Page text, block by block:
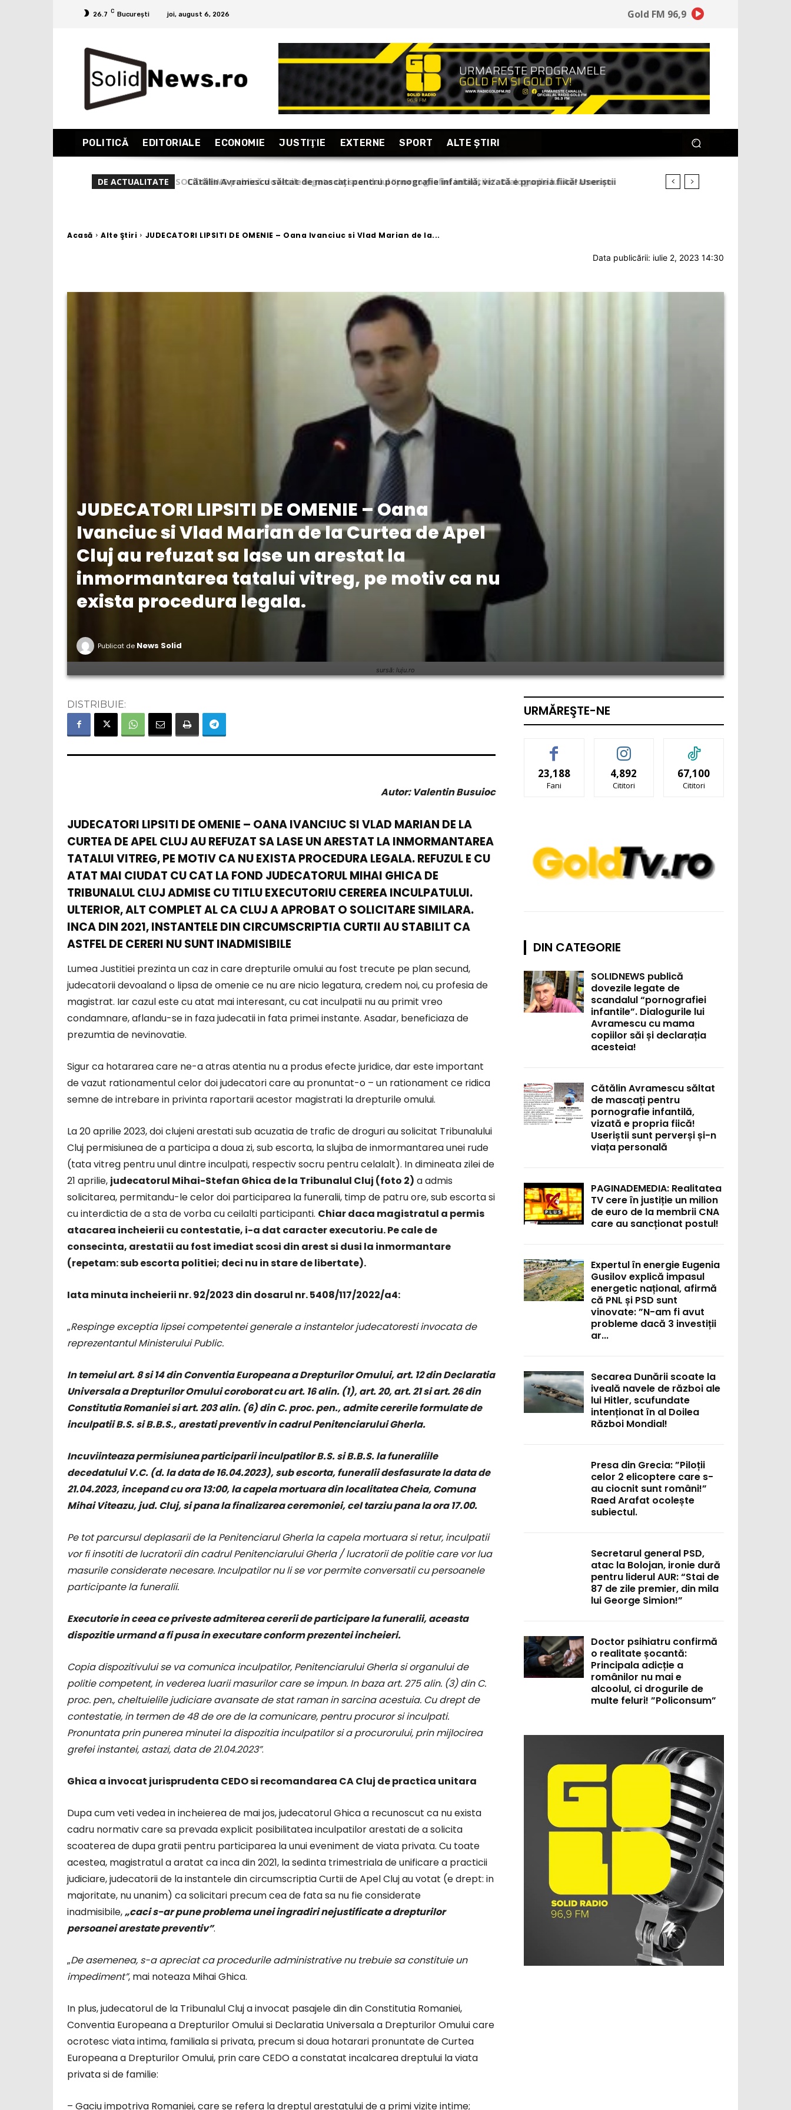
26.7 C București joi, august 6, 2026 Gold FM 96,9
POLITICĂ EDITORIALE ECONOMIE JUSTIŢIE EXTERNE SPORT ALTE ŞTIRI
DE ACTUALITATE
Cătălin Avramescu săltat de mascați pentru pornografie infantilă, vizată e propria fiică! Useriștii
Acasă Alte Ştiri JUDECATORI LIPSITI DE OMENIE – Oana Ivanciuc si Vlad Marian de la...
Data publicării: iulie 2, 2023 14:30
sursă: luju.ro
JUDECATORI LIPSITI DE OMENIE – Oana
Ivanciuc si Vlad Marian de la Curtea de Apel
Cluj au refuzat sa lase un arestat la
inmormantarea tatalui vitreg, pe motiv ca nu
exista procedura legala.
Publicat de News Solid
DISTRIBUIE:
Autor: Valentin Busuioc
JUDECATORI LIPSITI DE OMENIE – OANA IVANCIUC SI VLAD MARIAN DE LA
CURTEA DE APEL CLUJ AU REFUZAT SA LASE UN ARESTAT LA INMORMANTAREA
TATALUI VITREG, PE MOTIV CA NU EXISTA PROCEDURA LEGALA. REFUZUL E CU
ATAT MAI CIUDAT CU CAT LA FOND JUDECATORUL MIHAI GHICA DE
TRIBUNALUL CLUJ ADMISE CU TITLU EXECUTORIU CEREREA INCULPATULUI.
ULTERIOR, ALT COMPLET AL CA CLUJ A APROBAT O SOLICITARE SIMILARA.
INCA DIN 2021, INSTANTELE DIN CIRCUMSCRIPTIA CURTII AU STABILIT CA
ASTFEL DE CERERI NU SUNT INADMISIBILE
Lumea Justitiei prezinta un caz in care drepturile omului au fost trecute pe plan secund,
judecatorii devoaland o lipsa de omenie ce nu are nicio legatura, credem noi, cu profesia de
magistrat. Iar cazul este cu atat mai interesant, cu cat inculpatii nu au primit vreo
condamnare, aflandu-se in faza judecatii in fata primei instante. Asadar, beneficiaza de
prezumtia de nevinovatie.
Sigur ca hotararea care ne-a atras atentia nu a produs efecte juridice, dar este important
de vazut rationamentul celor doi judecatori care au pronuntat-o – un rationament ce ridica
semne de intrebare in privinta raportarii acestor magistrati la drepturile omului.
La 20 aprilie 2023, doi clujeni arestati sub acuzatia de trafic de droguri au solicitat Tribunalului
Cluj permisiunea de a participa a doua zi, sub escorta, la slujba de inmormantarea unei rude
(tata vitreg pentru unul dintre inculpati, respectiv socru pentru celalalt). In dimineata zilei de
21 aprilie, judecatorul Mihai-Stefan Ghica de la Tribunalul Cluj (foto 2) a admis
solicitarea, permitandu-le celor doi participarea la funeralii, timp de patru ore, sub escorta si
cu interdictia de a sta de vorba cu ceilalti participanti. Chiar daca magistratul a permis
atacarea incheierii cu contestatie, i-a dat caracter executoriu. Pe cale de
consecinta, arestatii au fost imediat scosi din arest si dusi la inmormantare
(repetam: sub escorta politiei; deci nu in stare de libertate).
Iata minuta incheierii nr. 92/2023 din dosarul nr. 5408/117/2022/a4:
„Respinge exceptia lipsei competentei generale a instantelor judecatoresti invocata de
reprezentantul Ministerului Public.
In temeiul art. 8 si 14 din Conventia Europeana a Drepturilor Omului, art. 12 din Declaratia
Universala a Drepturilor Omului coroborat cu art. 16 alin. (1), art. 20, art. 21 si art. 26 din
Constitutia Romaniei si art. 203 alin. (6) din C. proc. pen., admite cererile formulate de
inculpatii B.S. si B.B.S., arestati preventiv in cadrul Penitenciarului Gherla.
Incuviinteaza permisiunea participarii inculpatilor B.S. si B.B.S. la funeraliile
decedatului V.C. (d. la data de 16.04.2023), sub escorta, funeralii desfasurate la data de
21.04.2023, incepand cu ora 13:00, la capela mortuara din localitatea Cheia, Comuna
Mihai Viteazu, jud. Cluj, si pana la finalizarea ceremoniei, cel tarziu pana la ora 17.00.
Pe tot parcursul deplasarii de la Penitenciarul Gherla la capela mortuara si retur, inculpatii
vor fi insotiti de lucratorii din cadrul Penitenciarului Gherla / lucratorii de politie care vor lua
masurile considerate necesare. Inculpatilor nu li se vor permite conversatii cu persoanele
participante la funeralii.
Executorie in ceea ce priveste admiterea cererii de participare la funeralii, aceasta
dispozitie urmand a fi pusa in executare conform prezentei incheieri.
Copia dispozitivului se va comunica inculpatilor, Penitenciarului Gherla si organului de
politie competent, in vederea luarii masurilor care se impun. In baza art. 275 alin. (3) din C.
proc. pen., cheltuielile judiciare avansate de stat raman in sarcina acestuia. Cu drept de
contestatie, in termen de 48 de ore de la comunicare, pentru procuror si inculpati.
Pronuntata prin punerea minutei la dispozitia inculpatilor si a procurorului, prin mijlocirea
grefei instantei, astazi, data de 21.04.2023”.
Ghica a invocat jurisprudenta CEDO si recomandarea CA Cluj de practica unitara
Dupa cum veti vedea in incheierea de mai jos, judecatorul Ghica a recunoscut ca nu exista
cadru normativ care sa prevada explicit posibilitatea inculpatilor arestati de a solicita
scoaterea de dupa gratii pentru participarea la unui eveniment de viata privata. Cu toate
acestea, magistratul a aratat ca inca din 2021, la sedinta trimestriala de unificare a practicii
judiciare, judecatorii de la instantele din circumscriptia Curtii de Apel Cluj au votat (e drept: in
majoritate, nu unanim) ca solicitari precum cea de fata sa nu fie considerate
inadmisibile,„caci s-ar pune problema unei ingradiri nejustificate a drepturilor
persoanei arestate preventiv”.
„De asemenea, s-a apreciat ca procedurile administrative nu trebuie sa constituie un
impediment”, mai noteaza Mihai Ghica.
In plus, judecatorul de la Tribunalul Cluj a invocat pasajele din din Constitutia Romaniei,
Conventia Europeana a Drepturilor Omului si Declaratia Universala a Drepturilor Omului care
ocrotesc viata intima, familiala si privata, precum si doua hotarari pronuntate de Curtea
Europeana a Drepturilor Omului, prin care CEDO a constatat incalcarea dreptului la viata
privata si de familie:
– Gaciu impotriva Romaniei, care se refera la dreptul arestatului de a primi vizite intime;
URMĂREŞTE-NE
23,188
Fani
4,892
Cititori
67,100
Cititori
DIN CATEGORIE
SOLIDNEWS publică
dovezile legate de
scandalul “pornografiei
infantile”. Dialogurile lui
Avramescu cu mama
copiilor săi și declarația
acesteia!
Cătălin Avramescu săltat
de mascați pentru
pornografie infantilă,
vizată e propria fiică!
Useriștii sunt perverși și-n
viața personală
PAGINADEMEDIA: Realitatea
TV cere în justiție un milion
de euro de la membrii CNA
care au sancționat postul!
Expertul în energie Eugenia
Gusilov explică impasul
energetic național, afirmă
că PNL și PSD sunt
vinovate: ”N-am fi avut
probleme dacă 3 investiții
ar...
Secarea Dunării scoate la
iveală navele de război ale
lui Hitler, scufundate
intenționat în al Doilea
Război Mondial!
Presa din Grecia: ”Piloții
celor 2 elicoptere care s-
au ciocnit sunt români!”
Raed Arafat ocolește
subiectul.
Secretarul general PSD,
atac la Bolojan, ironie dură
pentru liderul AUR: “Stai de
87 de zile premier, din mila
lui George Simion!”
Doctor psihiatru confirmă
o realitate șocantă:
Principala adicție a
românilor nu mai e
alcoolul, ci drogurile de
multe feluri! ”Policonsum”